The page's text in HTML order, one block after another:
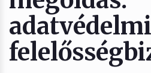
adatvédelmi